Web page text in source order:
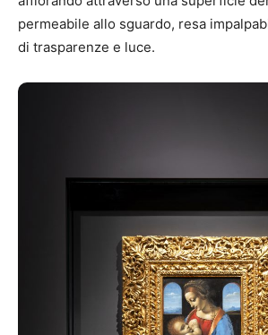
permeabile allo sguardo, resa
di trasparenze e luce.